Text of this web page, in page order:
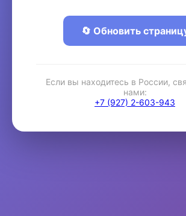
🔄 Обновить
Если вы находитесь в России,
нами:
+7 (927) 2-603-943